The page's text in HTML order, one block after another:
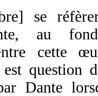
se
au
cette
question
Dante